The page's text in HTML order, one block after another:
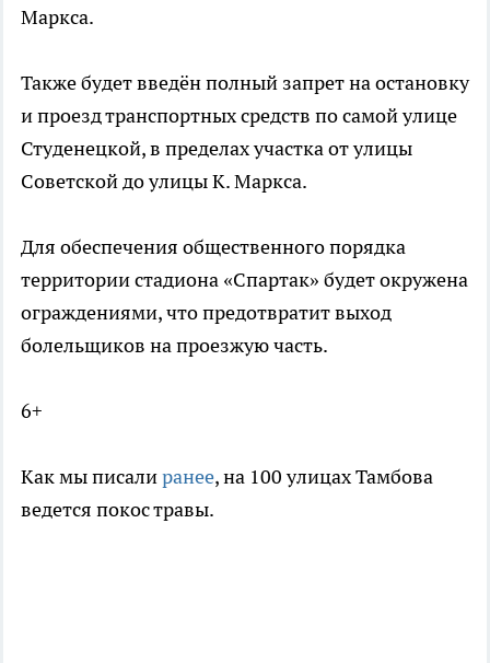
Маркса.
Также будет введён полный запрет на остановку
и проезд транспортных средств по самой улице
Студенецкой, в пределах участка от улицы
Советской до улицы К. Маркса.
Для обеспечения общественного порядка
территории стадиона «Спартак» будет окружена
ограждениями, что предотвратит выход
болельщиков на проезжую часть.
6+
Как мы писалиранее, на 100 улицах Тамбова
ведется покос травы.